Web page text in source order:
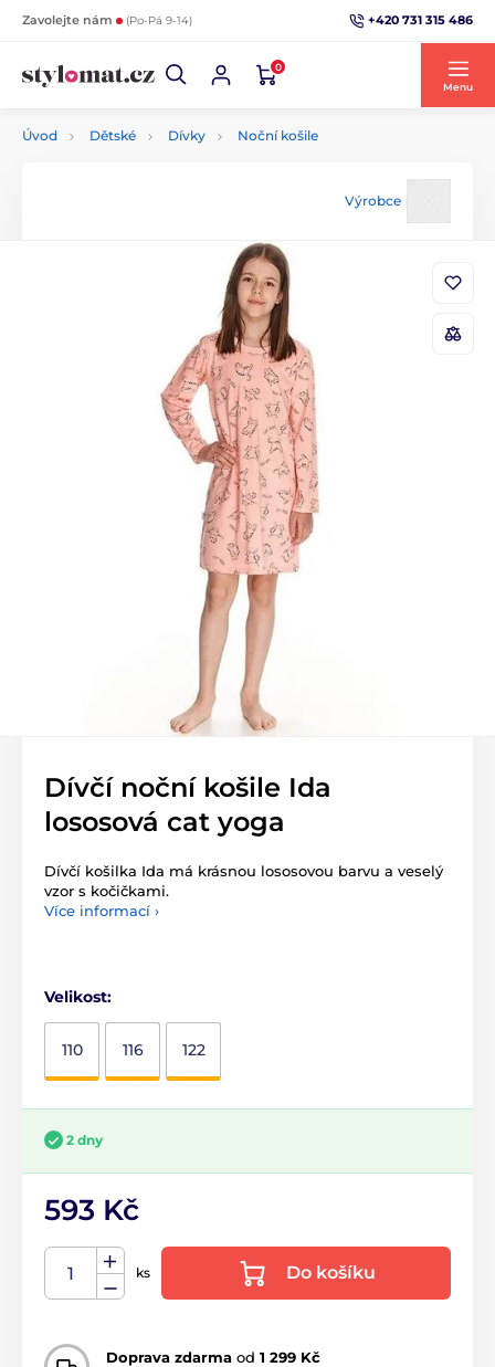
Zavolejte nám (Po-Pá 9-14) +420 731 315 486
0
Menu
Úvod Dětské Dívky Noční košile
Výrobce
Dívčí noční košile Ida
lososová cat yoga
Dívčí košilka Ida má krásnou lososovou barvu a veselý
vzor s kočičkami.
Více informací ›
Velikost:
110 116 122
2 dny
593 Kč
ks Do košíku
Doprava zdarma od 1 299 Kč